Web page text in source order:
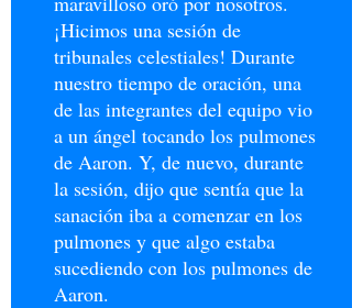
¡Hicimos una sesión de
tribunales celestiales! Durante
nuestro tiempo de oración, una
de las integrantes del equipo vio
a un ángel tocando los pulmones
de Aaron. Y, de nuevo, durante
la sesión, dijo que sentía que la
sanación iba a comenzar en los
pulmones y que algo estaba
sucediendo con los pulmones de
Aaron.